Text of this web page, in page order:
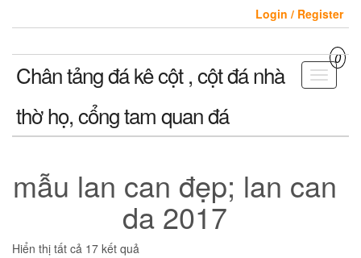
content
Login / Register
0
Toggle
Chân tảng đá kê cột , cột đá nhà
thờ họ, cổng tam quan đá
mẫu lan can đẹp; lan can
da 2017
Hiển thị tất cả 17 kết quả